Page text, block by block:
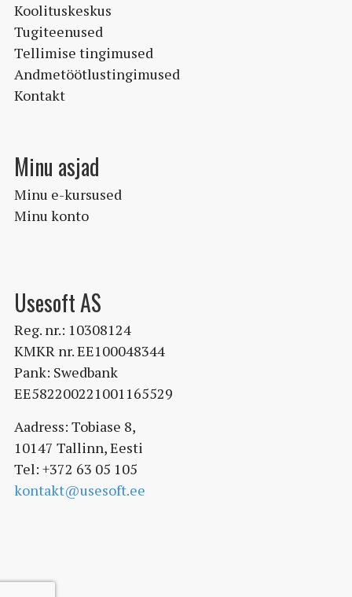
Koolituskeskus
Tugiteenused
Tellimise tingimused
Andmetöötlustingimused
Kontakt
Minu asjad
Minu e-kursused
Minu konto
Usesoft AS
Reg. nr.: 10308124
KMKR nr. EE100048344
Pank: Swedbank
EE582200221001165529
Aadress: Tobiase 8,
10147 Tallinn, Eesti
Tel: +372 63 05 105
kontakt@usesoft.ee